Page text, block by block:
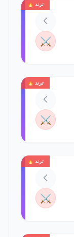
ترند 🔥
⚔️
ترند 🔥
⚔️
ترند 🔥
⚔️